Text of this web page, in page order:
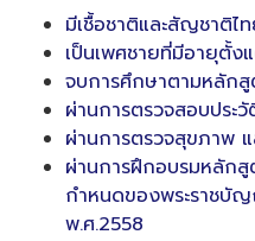
มีเชื้อชาติและสัญชาติไ
เป็นเพศชายที่มีอายุตั้
จบการศึกษาตามหลัก
ผ่านการตรวจสอบประ
ผ่านการตรวจสุขภาพ
ผ่านการฝึกอบรมหลัก
กำหนดของพระราชบั
พ.ศ.2558